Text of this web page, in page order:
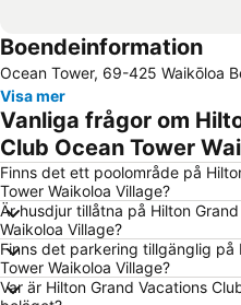
Boendeinformation
Ocean Tower, 69-425 Waikōloa
Visa mer
Vanliga frågor om
Club Ocean Tower
Finns det ett poolområde på
Tower Waikoloa Village?
Är husdjur tillåtna på Hilton
Waikoloa Village?
Finns det parkering tillgänglig på
Tower Waikoloa Village?
Var är Hilton Grand Vacations